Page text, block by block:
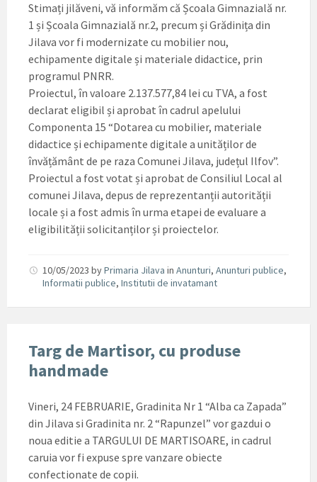
Stimați jilăveni, vă informăm că Școala Gimnazială nr.
1 și Școala Gimnazială nr.2, precum și Grădinița din
Jilava vor fi modernizate cu mobilier nou,
echipamente digitale și materiale didactice, prin
programul PNRR.
Proiectul, în valoare 2.137.577,84 lei cu TVA, a fost
declarat eligibil și aprobat în cadrul apelului
Componenta 15 “Dotarea cu mobilier, materiale
didactice și echipamente digitale a unităților de
învățământ de pe raza Comunei Jilava, județul Ilfov”.
Proiectul a fost votat și aprobat de Consiliul Local al
comunei Jilava, depus de reprezentanții autorității
locale și a fost admis în urma etapei de evaluare a
eligibilității solicitanților și proiectelor.
10/05/2023 byPrimaria Jilava in Anunturi, Anunturi publice,
Informatii publice, Institutii de invatamant
Targ de Martisor, cu produse
handmade
Vineri, 24 FEBRUARIE, Gradinita Nr 1 “Alba ca Zapada”
din Jilava si Gradinita nr. 2 “Rapunzel” vor gazdui o
noua editie a TARGULUI DE MARTISOARE, in cadrul
caruia vor fi expuse spre vanzare obiecte
confectionate de copii.